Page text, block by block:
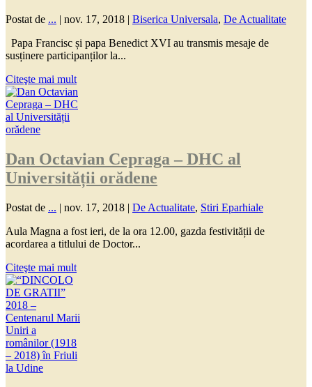
Postat de ... | nov. 17, 2018 | Biserica Universala, De Actualitate
Papa Francisc și papa Benedict XVI au transmis mesaje de
susținere participanților la...
Citeşte mai mult
Dan Octavian Cepraga – DHC al
Universității orădene
Postat de ... | nov. 17, 2018 | De Actualitate, Stiri Eparhiale
Aula Magna a fost ieri, de la ora 12.00, gazda festivității de
acordarea a titlului de Doctor...
Citeşte mai mult